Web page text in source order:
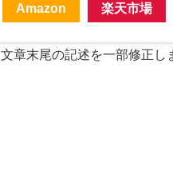
Amazon 楽天市場
文章末尾の記述を一部修正し